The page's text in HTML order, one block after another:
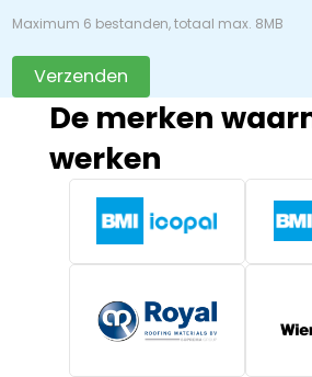
Maximum 6 bestanden, totaal max. 8MB
Verzenden
De merken
werken